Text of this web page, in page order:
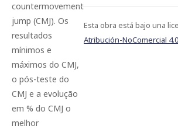
countermovement
jump (CMJ). Os
resultados
mínimos e
máximos do CMJ,
o pós-teste do
CMJ e a evolução
em % do CMJ o
melhor
Esta obra está bajo una
Atribución-NoComercial 4.0